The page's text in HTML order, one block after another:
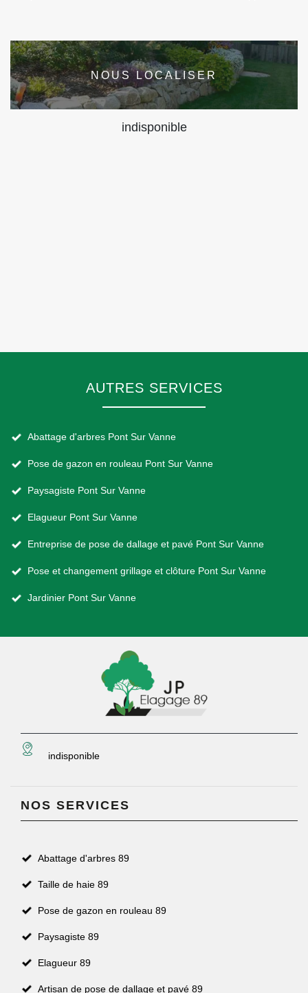
NOUS LOCALISER
indisponible
AUTRES SERVICES
Abattage d'arbres Pont Sur Vanne
Pose de gazon en rouleau Pont Sur Vanne
Paysagiste Pont Sur Vanne
Elagueur Pont Sur Vanne
Entreprise de pose de dallage et pavé Pont Sur Vanne
Pose et changement grillage et clôture Pont Sur Vanne
Jardinier Pont Sur Vanne
indisponible
NOS SERVICES
Abattage d'arbres 89
Taille de haie 89
Pose de gazon en rouleau 89
Paysagiste 89
Elagueur 89
Artisan de pose de dallage et pavé 89